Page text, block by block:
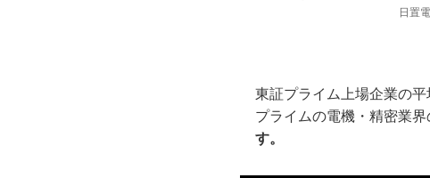
東証プライム上場企業の平
プライムの電機・精密業界
す。